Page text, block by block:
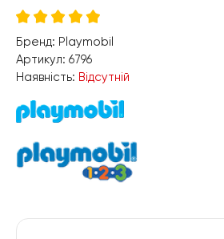
Бренд: Playmobil
Артикул: 6796
Наявність: Відсутній